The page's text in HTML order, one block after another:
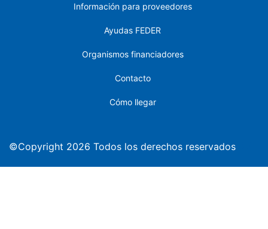
Información para proveedores
Ayudas FEDER
Organismos financiadores
Contacto
Cómo llegar
©Copyright 2026 Todos los derechos reservados